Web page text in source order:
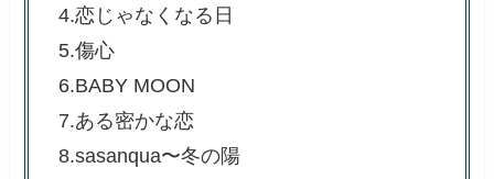
4.恋じゃなくなる日
5.傷心
6.BABY MOON
7.ある密かな恋
8.sasanqua〜冬の陽